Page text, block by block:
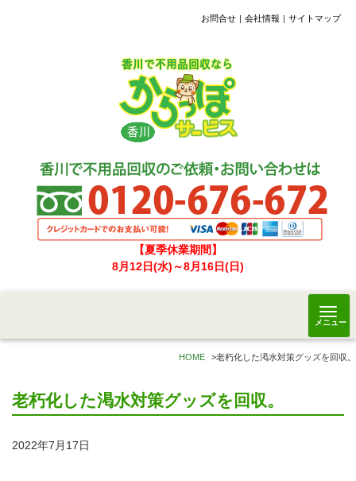
お問合せ 会社情報 サイトマップ
【夏季休業期間】
8月12日(水)～8月16日(日)
メニュー
HOME >老朽化した渇水対策グッズを回収。
老朽化した渇水対策グッズを回収。
2022年7月17日